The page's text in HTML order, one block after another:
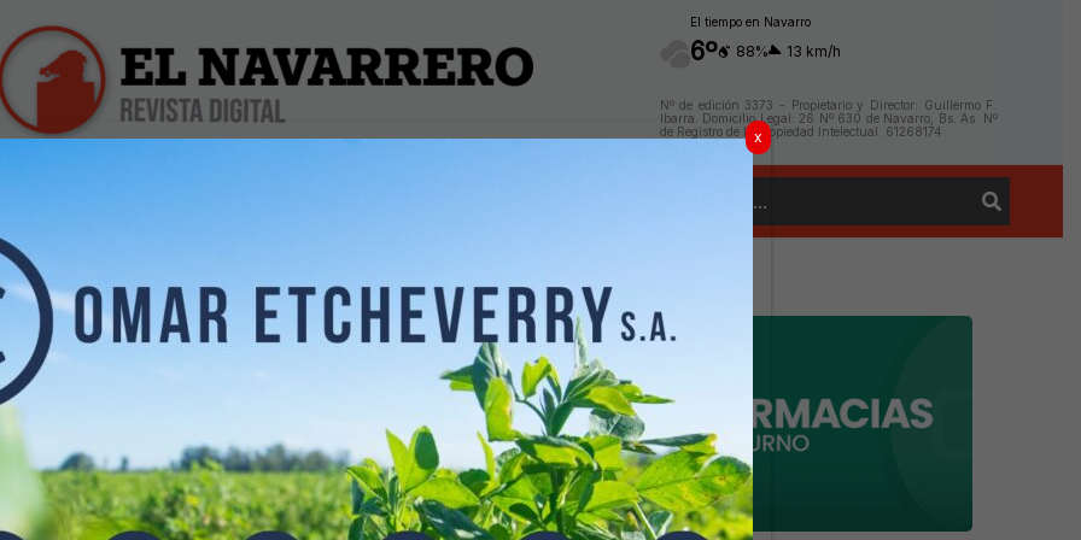
El tiempo en Navarro
6º 88% 13 km/h
Nº de edición 3373 - Propietario y Director: Guillermo F.
Ibarra. Domicilio Legal: 26 Nº 630 de Navarro, Bs. As. Nº
de Registro de la Propiedad Intelectual: 61268174
x